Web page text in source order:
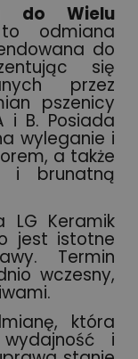
do Wielu
odmiana
do
się
przez
pszenicy
i B. Posiada
wyleganie i
a także
i brunatną
Keramik
jest istotne
Termin
wczesny,
która
i